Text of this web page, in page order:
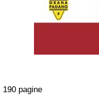
190 pagine